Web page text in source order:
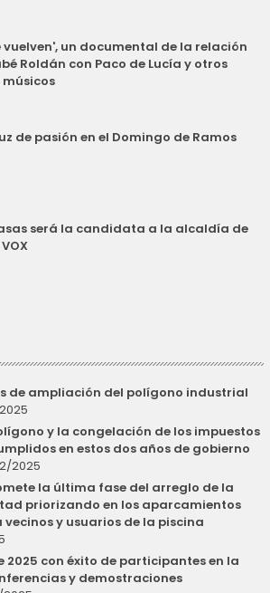
vuelven', un documental de la relación
Roldán con Paco de Lucía y otros
de pasión en el Domingo de Ramos
será la candidata a la alcaldía de
de ampliación del polígono industrial
y la congelación de los impuestos
en estos dos años de gobierno
2025
la última fase del arreglo de la
priorizando en los aparcamientos
y usuarios de la piscina
2025 con éxito de participantes en la
y demostraciones